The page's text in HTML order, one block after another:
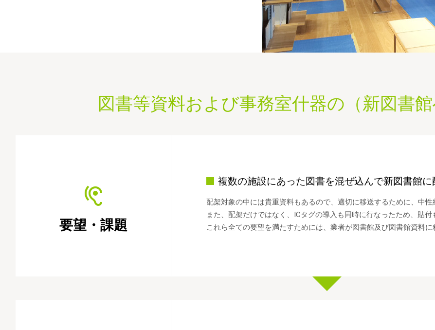
新製品一覧
図書等資料および事務室什器の（新図書
要望・課題
複数の施設にあった図書を混ぜ込んで新図書館に
配架対象の中には貴重資料もあるので、適切に移送するために、中
また、配架だけではなく、ICタグの導入も同時に行なったため、貼
これら全ての要望を満たすためには、業者が図書館及び図書館資料に